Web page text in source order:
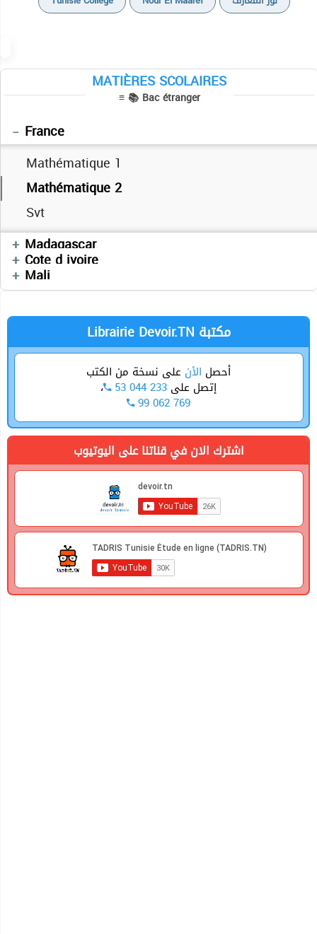
MATIÈRES SCOLAIRES
≡ 📚 Bac étranger
Mauritanie
Sciences naturelles
France
Mathématique 1
Mathématique 2
Svt
Madagascar
Mathématiques
Cote d ivoire
Mathématiques
Mali
Mathématiques
Librairie Devoir.TN مكتبة
أحصل الأن على نسخة من الكتب
إتصل على 53 044 233 ،
99 062 769
اشترك الان في قناتنا على اليوتيوب